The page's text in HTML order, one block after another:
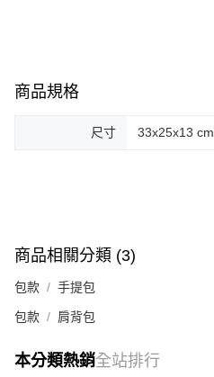
商品規格
尺寸 33x25x13 cm
商品相關分類 (3)
包款 手提包
包款 肩背包
本分類熱銷全站排行